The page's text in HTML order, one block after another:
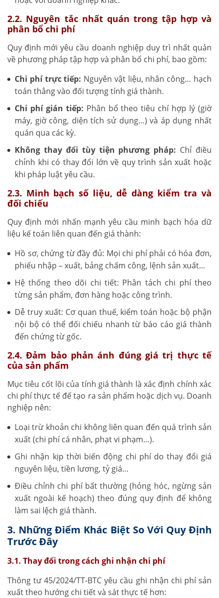
2.2. Nguyên tắc nhất quán trong tập hợp và
phân bổ chi phí
Quy định mới yêu cầu doanh nghiệp duy trì nhất quán
về phương pháp tập hợp và phân bổ chi phí, bao gồm:
Chi phí trực tiếp: Nguyên vật liệu, nhân công… hạch
toán thẳng vào đối tượng tính giá thành.
Chi phí gián tiếp: Phân bổ theo tiêu chí hợp lý (giờ
máy, giờ công, diện tích sử dụng…) và áp dụng nhất
quán qua các kỳ.
Không thay đổi tùy tiện phương pháp: Chỉ điều
chỉnh khi có thay đổi lớn về quy trình sản xuất hoặc
khi pháp luật yêu cầu.
2.3. Minh bạch số liệu, dễ dàng kiểm tra và
đối chiếu
Quy định mới nhấn mạnh yêu cầu minh bạch hóa dữ
liệu kế toán liên quan đến giá thành:
Hồ sơ, chứng từ đầy đủ: Mọi chi phí phải có hóa đơn,
phiếu nhập – xuất, bảng chấm công, lệnh sản xuất…
Hệ thống theo dõi chi tiết: Phân tách chi phí theo
từng sản phẩm, đơn hàng hoặc công trình.
Dễ truy xuất: Cơ quan thuế, kiểm toán hoặc bộ phận
nội bộ có thể đối chiếu nhanh từ báo cáo giá thành
đến chứng từ gốc.
2.4. Đảm bảo phản ánh đúng giá trị thực tế
của sản phẩm
Mục tiêu cốt lõi của tính giá thành là xác định chính xác
chi phí thực tế để tạo ra sản phẩm hoặc dịch vụ. Doanh
nghiệp nên:
Loại trừ khoản chi không liên quan đến quá trình sản
xuất (chi phí cá nhân, phạt vi phạm…).
Ghi nhận kịp thời biến động chi phí do thay đổi giá
nguyên liệu, tiền lương, tỷ giá…
Điều chỉnh chi phí bất thường (hỏng hóc, ngừng sản
xuất ngoài kế hoạch) theo đúng quy định để không
làm sai lệch giá thành.
3. Những Điểm Khác Biệt So Với Quy Định
Trước Đây
3.1. Thay đổi trong cách ghi nhận chi phí
Thông tư 45/2024/TT-BTC yêu cầu ghi nhận chi phí sản
xuất theo hướng chi tiết và sát thực tế hơn: